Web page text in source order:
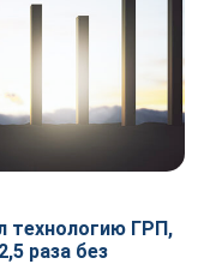
технологию ГРП,
раза без